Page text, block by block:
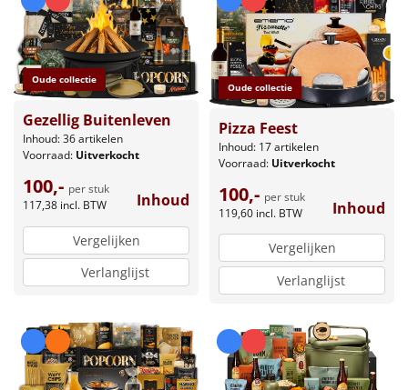
Oude collectie
Gezellig Buitenleven
Inhoud: 36 artikelen
Voorraad: Uitverkocht
100,- per stuk
117,38 incl. BTW Inhoud
Vergelijken
Verlanglijst
Oude collectie
Pizza Feest
Inhoud: 17 artikelen
Voorraad: Uitverkocht
100,- per stuk
119,60 incl. BTW Inhoud
Vergelijken
Verlanglijst